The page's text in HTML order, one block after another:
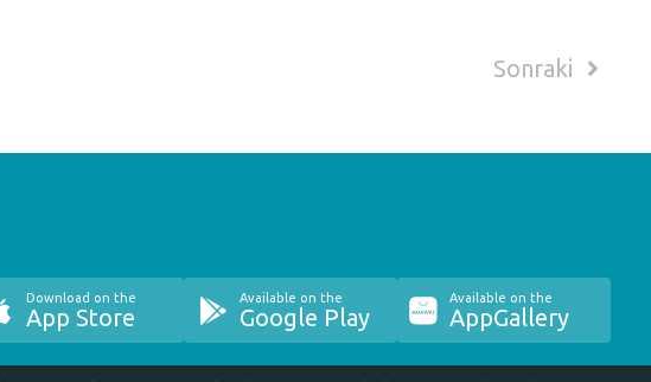
Sonraki
Download on the
App Store
Available on the
Google Play
Available on the
AppGallery